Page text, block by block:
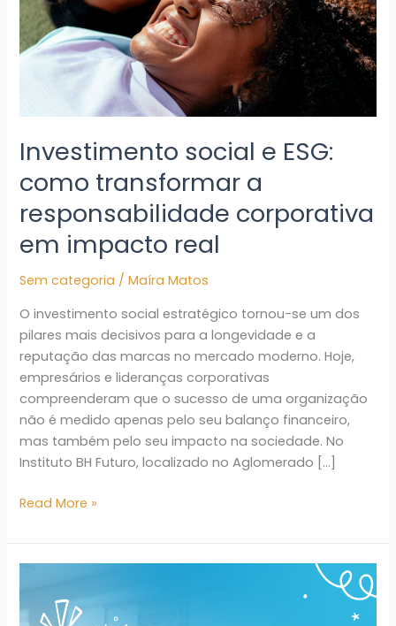
Investimento social e ESG:
como transformar a
responsabilidade corporativa
em impacto real
Sem categoria /Maíra Matos
O investimento social estratégico tornou-se um dos
pilares mais decisivos para a longevidade e a
reputação das marcas no mercado moderno. Hoje,
empresários e lideranças corporativas
compreenderam que o sucesso de uma organização
não é medido apenas pelo seu balanço financeiro,
mas também pelo seu impacto na sociedade. No
Instituto BH Futuro, localizado no Aglomerado […]
a
responsabilidade
corporativa
Read More »
regular: